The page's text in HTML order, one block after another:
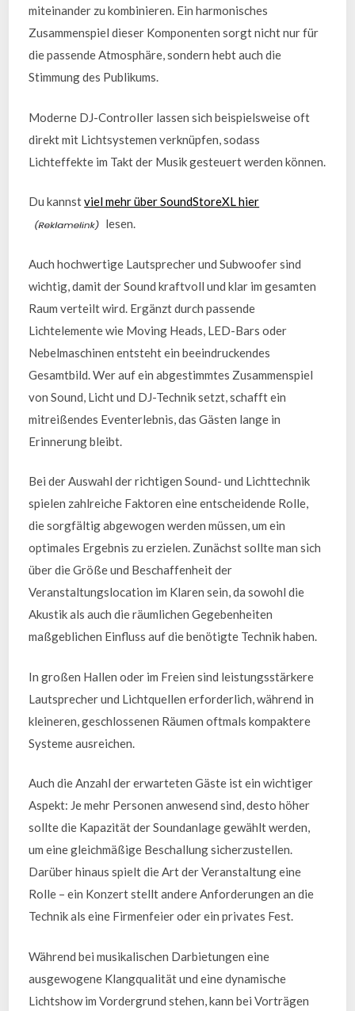
miteinander zu kombinieren. Ein harmonisches
Zusammenspiel dieser Komponenten sorgt nicht nur für
die passende Atmosphäre, sondern hebt auch die
Stimmung des Publikums.
Moderne DJ-Controller lassen sich beispielsweise oft
direkt mit Lichtsystemen verknüpfen, sodass
Lichteffekte im Takt der Musik gesteuert werden können.
Du kannstviel mehr über SoundStoreXL hier
lesen.
Auch hochwertige Lautsprecher und Subwoofer sind
wichtig, damit der Sound kraftvoll und klar im gesamten
Raum verteilt wird. Ergänzt durch passende
Lichtelemente wie Moving Heads, LED-Bars oder
Nebelmaschinen entsteht ein beeindruckendes
Gesamtbild. Wer auf ein abgestimmtes Zusammenspiel
von Sound, Licht und DJ-Technik setzt, schafft ein
mitreißendes Eventerlebnis, das Gästen lange in
Erinnerung bleibt.
Bei der Auswahl der richtigen Sound- und Lichttechnik
spielen zahlreiche Faktoren eine entscheidende Rolle,
die sorgfältig abgewogen werden müssen, um ein
optimales Ergebnis zu erzielen. Zunächst sollte man sich
über die Größe und Beschaffenheit der
Veranstaltungslocation im Klaren sein, da sowohl die
Akustik als auch die räumlichen Gegebenheiten
maßgeblichen Einfluss auf die benötigte Technik haben.
In großen Hallen oder im Freien sind leistungsstärkere
Lautsprecher und Lichtquellen erforderlich, während in
kleineren, geschlossenen Räumen oftmals kompaktere
Systeme ausreichen.
Auch die Anzahl der erwarteten Gäste ist ein wichtiger
Aspekt: Je mehr Personen anwesend sind, desto höher
sollte die Kapazität der Soundanlage gewählt werden,
um eine gleichmäßige Beschallung sicherzustellen.
Darüber hinaus spielt die Art der Veranstaltung eine
Rolle – ein Konzert stellt andere Anforderungen an die
Technik als eine Firmenfeier oder ein privates Fest.
Während bei musikalischen Darbietungen eine
ausgewogene Klangqualität und eine dynamische
Lichtshow im Vordergrund stehen, kann bei Vorträgen